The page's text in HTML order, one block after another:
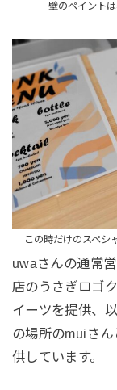
壁のペイント
この時だけのスペシ
uwaさんの通常
店のうさぎロゴ
イーツを提供、
の場所のmuiさ
供しています。